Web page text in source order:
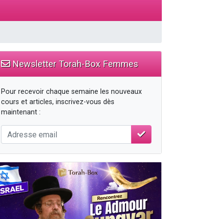
maman
Newsletter Torah-Box Femmes
Pour recevoir chaque semaine les nouveaux
cours et articles, inscrivez-vous dès
maintenant :